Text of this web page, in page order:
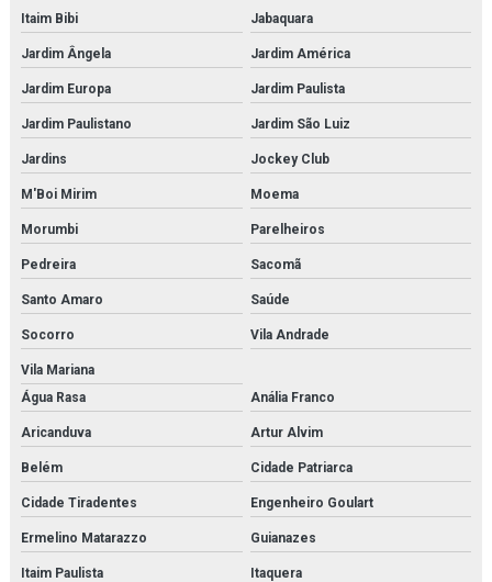
Manequim simulador de rcp
Microscopia monocular
Microscópio biológico binocular
Microscópio biológico binocular 1600x luz de led
Microscópio biológico monocular
Microscópio biológico profissional
Microscópio biológico trinocular
Microscópio biológico trinocular com câmera
Microscópio médico para faculdades
Microscópio monocular
Microscópio óptico monocular
Modelo anatômico da face
Itaim Bibi Jabaquara
Jardim Ângela Jardim América
Jardim Europa Jardim Paulista
Jardim Paulistano Jardim São Luiz
Jardins Jockey Club
M'Boi Mirim Moema
Morumbi Parelheiros
Pedreira Sacomã
Santo Amaro Saúde
Socorro Vila Andrade
Vila Mariana
Água Rasa
Anália Franco
Aricanduva Artur Alvim
Belém Cidade Patriarca
Cidade Tiradentes Engenheiro Goulart
Ermelino Matarazzo Guianazes
Itaim Paulista Itaquera